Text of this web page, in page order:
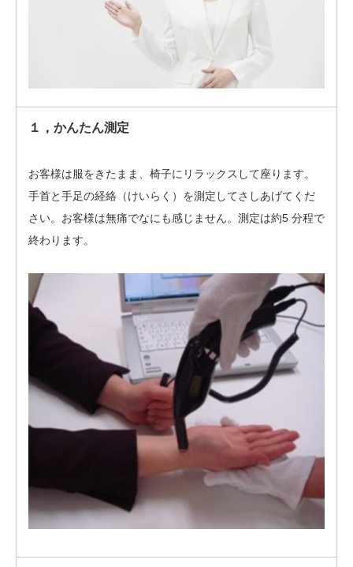
１，かんたん測定
お客様は服をきたまま、椅子にリラックスして座ります。
手首と手足の経絡（けいらく）を測定してさしあげてくだ
さい。お客様は無痛でなにも感じません。測定は約5 分程で
終わります。